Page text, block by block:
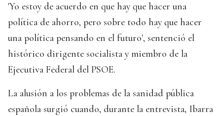
'Yo estoy de acuerdo en que hay que hacer una
política de ahorro, pero sobre todo hay que hacer
una política pensando en el futuro', sentenció el
histórico dirigente socialista y miembro de la
Ejecutiva Federal del PSOE.
La alusión a los problemas de la sanidad pública
española surgió cuando, durante la entrevista, Ibarra